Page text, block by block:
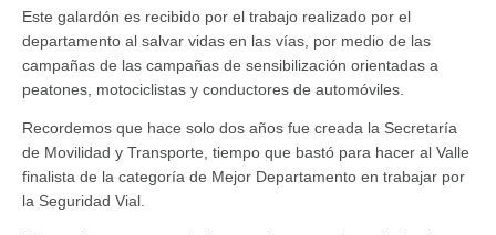
Este galardón es recibido por el trabajo realizado por el
departamento al salvar vidas en las vías, por medio de las
campañas de las campañas de sensibilización orientadas a
peatones, motociclistas y conductores de automóviles.
Recordemos que hace solo dos años fue creada la Secretaría
de Movilidad y Transporte, tiempo que bastó para hacer al Valle
finalista de la categoría de Mejor Departamento en trabajar por
la Seguridad Vial.